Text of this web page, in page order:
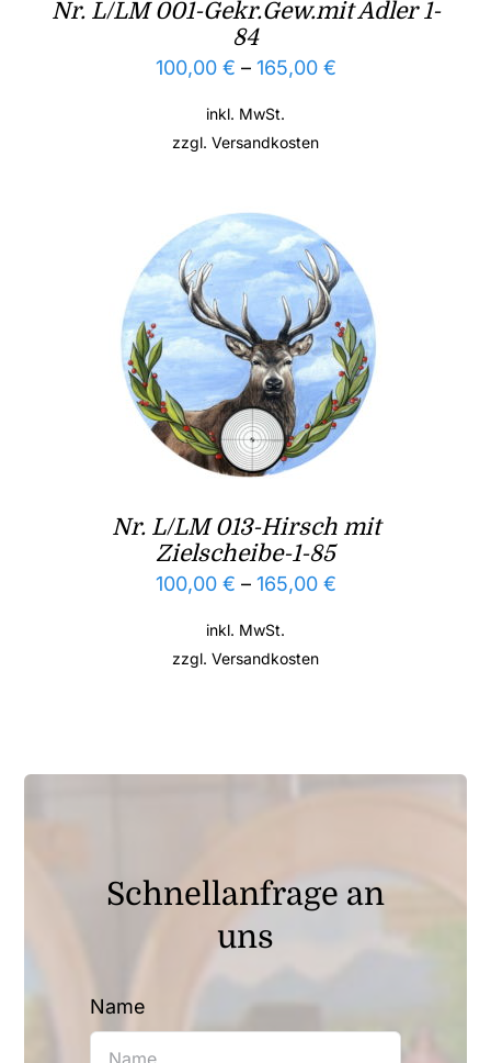
Nr. L/LM 001-Gekr.Gew.mit Adler 1-
84
100,00 € – 165,00 €
inkl. MwSt.
zzgl. Versandkosten
Nr. L/LM 013-Hirsch mit
Zielscheibe-1-85
100,00 € – 165,00 €
inkl. MwSt.
zzgl. Versandkosten
Schnellanfrage an
uns
Name